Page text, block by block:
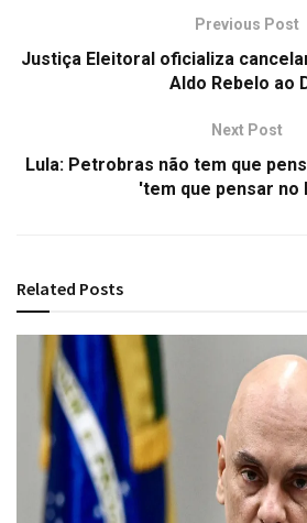
Previous Post
Justiça Eleitoral oficializa
Aldo Rebelo ao
Next Post
Lula: Petrobras não tem que
'tem que pensar no
Related Posts